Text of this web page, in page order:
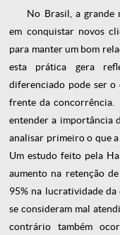
No Brasil, a grande
em conquistar novos
para manter um bom
esta prática gera
diferenciado pode ser o
frente da concorrência.
entender a importância
analisar primeiro o que
Um estudo feito pela
aumento na retenção
95% na lucratividade da
se consideram mal
contrário também